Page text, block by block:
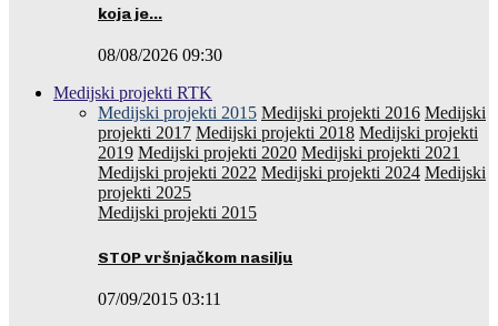
koja je…
08/08/2026 09:30
Medijski projekti RTK
Medijski projekti 2015 Medijski projekti 2016 Medijski
projekti 2017 Medijski projekti 2018 Medijski projekti
2019 Medijski projekti 2020 Medijski projekti 2021
Medijski projekti 2022 Medijski projekti 2024 Medijski
projekti 2025
Medijski projekti 2015
STOP vršnjačkom nasilju
07/09/2015 03:11